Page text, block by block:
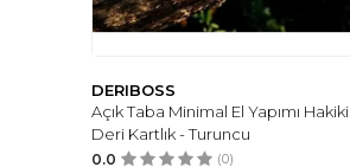
DERIBOSS
Açık Taba Minimal El Yapımı Hakiki
Deri Kartlık - Turuncu
0.0 (0)